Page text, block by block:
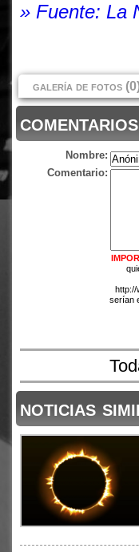
» Fuente: La
galería de fotos
Nombre:
Comentario:
http://
serían
noticias